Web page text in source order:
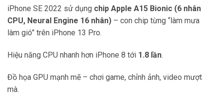
iPhone SE 2022 sử dụng chip Apple A15 Bionic (6 nhân
CPU, Neural Engine 16 nhân) – con chip từng “làm mưa
làm gió” trên iPhone 13 Pro.
Hiệu năng CPU nhanh hơn iPhone 8 tới 1.8 lần.
Đồ họa GPU mạnh mẽ – chơi game, chỉnh ảnh, video mượt
mà.